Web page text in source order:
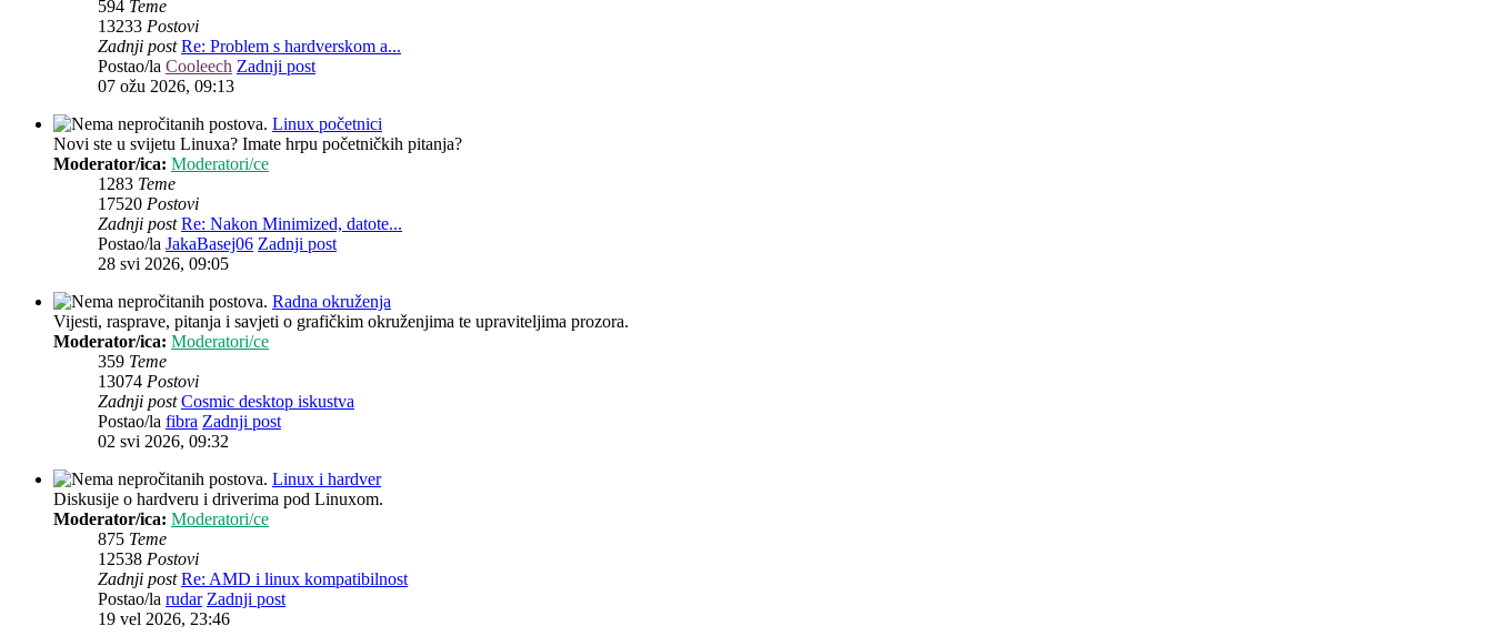
594 Teme
13233 Postovi
Zadnji post Re: Problem s hardverskom a...
Postao/la Cooleech Zadnji post
07 ožu 2026, 09:13
Linux početnici
Novi ste u svijetu Linuxa? Imate hrpu početničkih pitanja?
Moderator/ica: Moderatori/ce
1283 Teme
17520 Postovi
Zadnji post Re: Nakon Minimized, datote...
Postao/la JakaBasej06 Zadnji post
28 svi 2026, 09:05
Radna okruženja
Vijesti, rasprave, pitanja i savjeti o grafičkim okruženjima te upraviteljima prozora.
Moderator/ica: Moderatori/ce
359 Teme
13074 Postovi
Zadnji post Cosmic desktop iskustva
Postao/la fibra Zadnji post
02 svi 2026, 09:32
Linux i hardver
Diskusije o hardveru i driverima pod Linuxom.
Moderator/ica: Moderatori/ce
875 Teme
12538 Postovi
Zadnji post Re: AMD i linux kompatibilnost
Postao/la rudar Zadnji post
19 vel 2026, 23:46